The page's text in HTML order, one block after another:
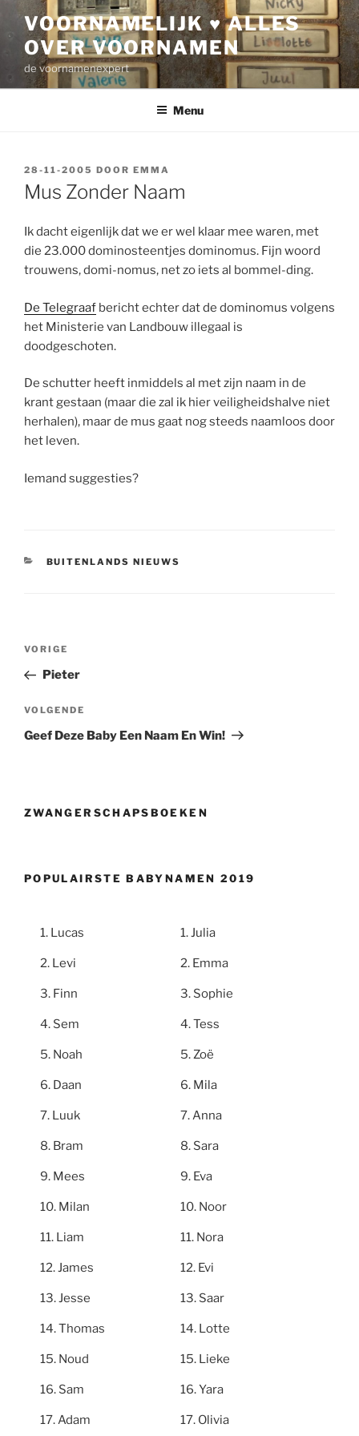
inhoud
VOORNAMELIJK ♥ ALLES
OVER VOORNAMEN
de voornamenexpert
Menu
GEPLAATST
OP
28-11-2005 DOOR EMMA
Mus Zonder Naam
Ik dacht eigenlijk dat we er wel klaar mee waren, met
die 23.000 dominosteentjes dominomus. Fijn woord
trouwens, domi-nomus, net zo iets al bommel-ding.
De Telegraaf bericht echter dat de dominomus volgens
het Ministerie van Landbouw illegaal is
doodgeschoten.
De schutter heeft inmiddels al met zijn naam in de
krant gestaan (maar die zal ik hier veiligheidshalve niet
herhalen), maar de mus gaat nog steeds naamloos door
het leven.
Iemand suggesties?
CATEGORIEËN
BUITENLANDS NIEUWS
Berichtnavigatie
Vorig
bericht
VORIGE
Pieter
Volgend
bericht
VOLGENDE
Geef Deze Baby Een Naam En Win!
ZWANGERSCHAPSBOEKEN
POPULAIRSTE BABYNAMEN 2019
Lucas
Levi
Finn
Sem
Noah
Daan
Luuk
Bram
Mees
Milan
Liam
James
Jesse
Thomas
Noud
Sam
Adam
Julia
Emma
Sophie
Tess
Zoë
Mila
Anna
Sara
Eva
Noor
Nora
Evi
Saar
Lotte
Lieke
Yara
Olivia